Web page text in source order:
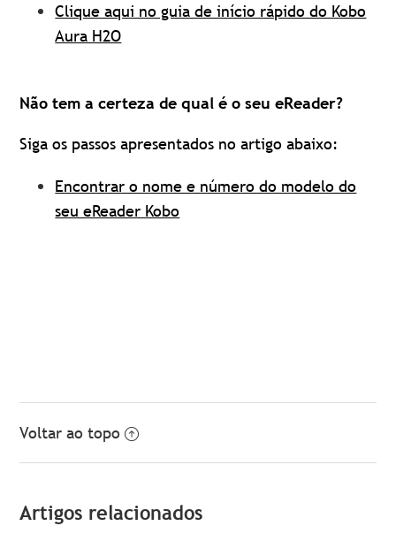
Clique aqui no guia de início rápido do Kobo
Aura H2O
Não tem a certeza de qual é o seu eReader?
Siga os passos apresentados no artigo abaixo:
Encontrar o nome e número do modelo do
seu eReader Kobo
Voltar ao topo
Artigos relacionados